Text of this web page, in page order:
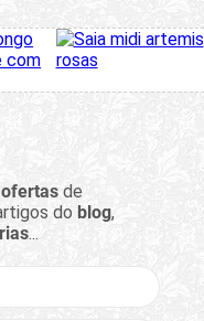
ofertasde
do blog,
...